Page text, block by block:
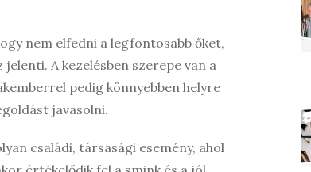
nem elfedni a legfontosabb őket,
A kezelésben szerepe van a
pedig könnyebben helyre
javasolni.
családi, társasági esemény, ahol